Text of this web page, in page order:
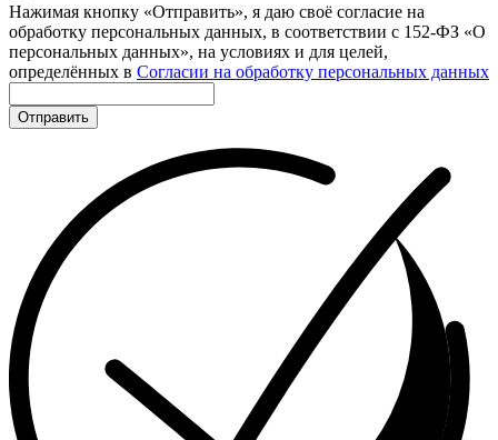
Нажимая кнопку «Отправить», я даю своё согласие на
обработку персональных данных, в соответствии с 152-ФЗ «О
персональных данных», на условиях и для целей,
определённых в Согласии на обработку персональных данных
Отправить